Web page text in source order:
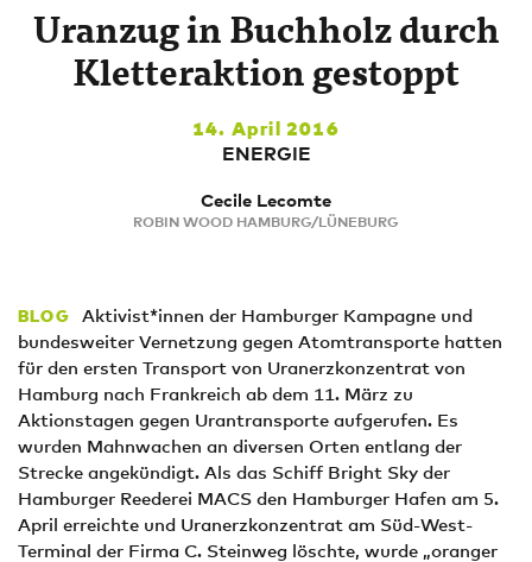
Uranzug in Buchholz durch
Kletteraktion gestoppt
14. April 2016
ENERGIE
Cecile Lecomte
ROBIN WOOD HAMBURG/LÜNEBURG
BLOG
Aktivist*innen der Hamburger Kampagne und
bundesweiter Vernetzung gegen Atomtransporte hatten
für den ersten Transport von Uranerzkonzentrat von
Hamburg nach Frankreich ab dem 11. März zu
Aktionstagen gegen Urantransporte aufgerufen. Es
wurden Mahnwachen an diversen Orten entlang der
Strecke angekündigt. Als das Schiff Bright Sky der
Hamburger Reederei MACS den Hamburger Hafen am 5.
April erreichte und Uranerzkonzentrat am Süd-West-
Terminal der Firma C. Steinweg löschte, wurde „oranger